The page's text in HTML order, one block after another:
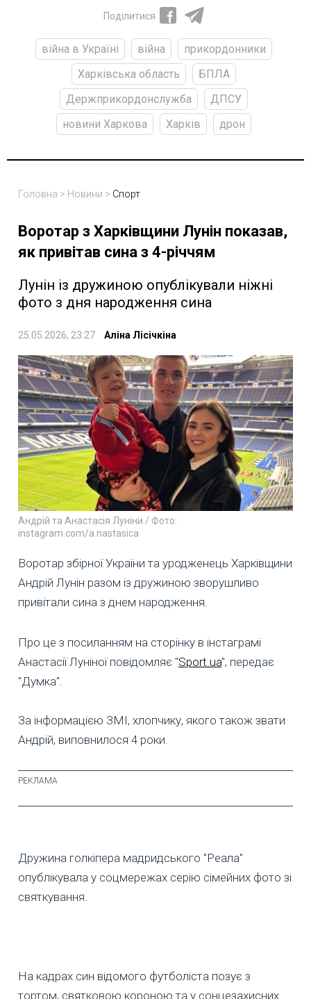
Поділитися
війна в Україні війна
прикордонники
Харківська область
БПЛА
Держприкордонслужба
ДПСУ
новини Харкова
Харків дрон
Головна > Новини > Спорт
Воротар з Харківщини Лунін показав,
як привітав сина з 4-річчям
Лунін із дружиною опублікували ніжні
фото з дня народження сина
25.05.2026, 23:27 Аліна Лісічкіна
Андрій та Анастасія Луніни / Фото:
instagram.com/a.nastasica
Воротар збірної України та уродженець Харківщини
Андрій Лунін разом із дружиною зворушливо
привітали сина з днем народження.
Про це з посиланням на сторінку в інстаграмі
Анастасії Луніної повідомляє "Sport.ua", передає
"Думка".
За інформацією ЗМІ, хлопчику, якого також звати
Андрій, виповнилося 4 роки.
Дружина голкіпера мадридського "Реала"
опублікувала у соцмережах серію сімейних фото зі
святкування.
На кадрах син відомого футболіста позує з
тортом, святковою короною та у сонцезахисних